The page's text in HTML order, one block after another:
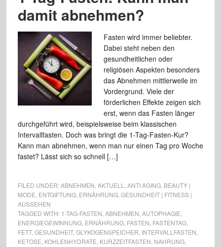
damit abnehmen?
Fasten wird immer beliebter.
Dabei steht neben den
gesundheitlichen oder
religiösen Aspekten besonders
das Abnehmen mittlerweile im
Vordergrund. Viele der
förderlichen Effekte zeigen sich
erst, wenn das Fasten länger
durchgeführt wird, beispielsweise beim klassischen
Intervallfasten. Doch was bringt die 1-Tag-Fasten-Kur?
Kann man abnehmen, wenn man nur einen Tag pro Woche
fastet? Lässt sich so schnell […]
FILED UNDER:ABNEHMEN AKTUELL ANTI AGING, BEAUTY |
MODE ENTGIFTUNG, ERNÄHRUNG, GESUNDHEIT | FITNESS |
AUSSEHEN
TAGGED WITH: 1-TAG-FASTEN ABNEHMEN AUTOPHAGIE
ENERGIEGEWINNUNG, ERNÄHRUNG, FASTEN FASTENTAG,
FETT, GESUNDHEIT, GLYKOGENSPEICHER INTERVALLFASTEN
KETOSE KOHLENHYDRATE KURZZEITFASTEN NAHRUNG,